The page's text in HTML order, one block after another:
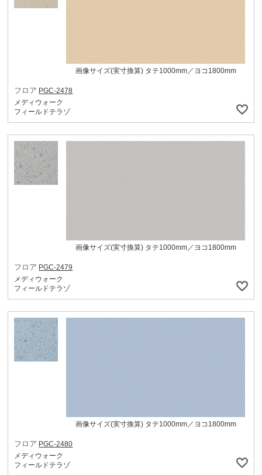
画像サイズ(実寸換算) タテ1000mm／ヨコ1800mm
フロア PGC-2478
メディウォーク
フィールドテラゾ
画像サイズ(実寸換算) タテ1000mm／ヨコ1800mm
フロア PGC-2479
メディウォーク
フィールドテラゾ
画像サイズ(実寸換算) タテ1000mm／ヨコ1800mm
フロア PGC-2480
メディウォーク
フィールドテラゾ